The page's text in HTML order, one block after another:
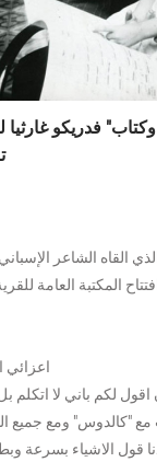
القاه الشاعر الإسباني
1931 اثناء افتتاح المكتبة
اعزائي
لكم باني لا اتكلم بل
"كالدوس" ومع جميع
قول الاشياء بسرعة